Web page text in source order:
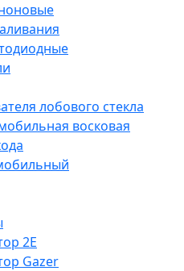
лобового стекла
восковая
2E
Gazer